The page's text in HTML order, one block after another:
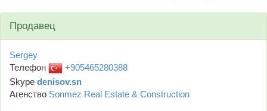
Продавец
Sergey
Телефон
+905465280388
Skype denisov.sn
Агенство Sonmez Real Estate & Construction